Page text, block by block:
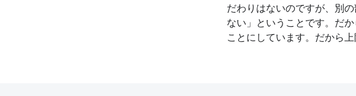
だわりはないのですが、別
ない」ということです。だ
ことにしています。だから